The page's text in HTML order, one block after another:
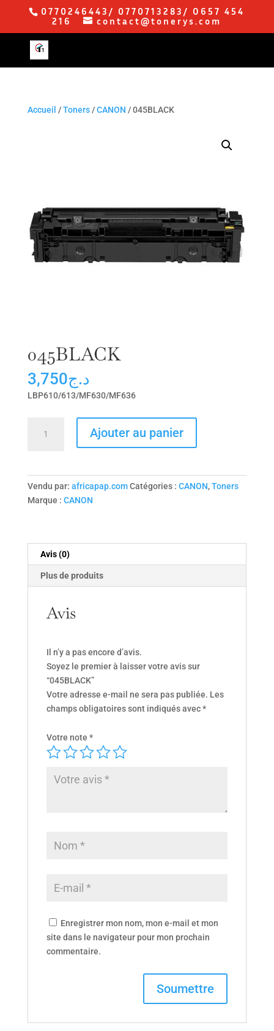
0770246443/ 0770713283/ O657 454
216
contact@tonerys.com
Accueil /Toners/CANON / 045BLACK
045BLACK
د.ج3,750
LBP610/613/MF630/MF636
Ajouter au panier
Vendu par: africapap.com Catégories : CANON,Toners
Marque : CANON
Avis (0)
Plus de produits
Avis
Il n’y a pas encore d’avis.
Soyez le premier à laisser votre avis sur
“045BLACK”
Votre adresse e-mail ne sera pas publiée. Les
champs obligatoires sont indiqués avec*
Votre note *
Enregistrer mon nom, mon e-mail et mon
site dans le navigateur pour mon prochain
commentaire.